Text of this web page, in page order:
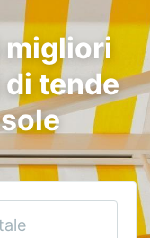
migliori
tende